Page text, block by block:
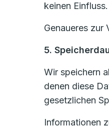
keinen Einfluss.
Genaueres zur
5.
Wir speichern
denen diese
gesetzlichen
Informationen